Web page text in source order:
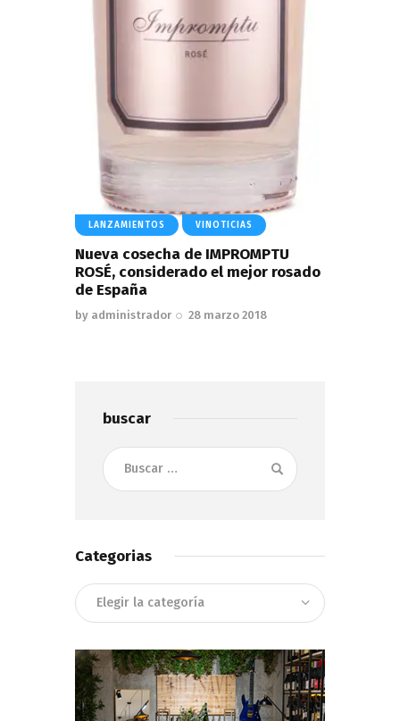
LANZAMIENTOS VINOTICIAS
Nueva cosecha de IMPROMPTU
ROSÉ, considerado el mejor rosado
de España
by administrador 28 marzo 2018
buscar
Buscar:
Categorias
Categorias